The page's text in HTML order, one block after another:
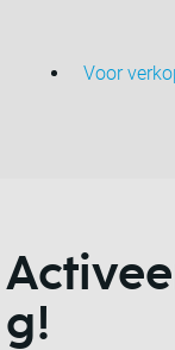
Voor
g!